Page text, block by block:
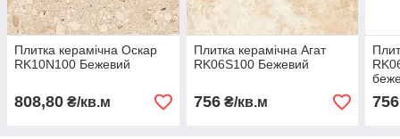
Плитка керамічна Оскар
RK10N100 Бежевий
808,80 ₴/кв.м
Плитка керамічна Агат
RK06S100 Бежевий
756₴/кв.м 756